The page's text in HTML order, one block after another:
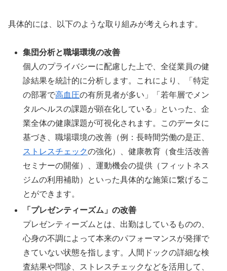
具体的には、以下のような取り組みが考えられます。
集団分析と職場環境の改善
個人のプライバシーに配慮した上で、全従業員の健
診結果を統計的に分析します。これにより、「特定
の部署で高血圧の有所見者が多い」「若年層でメン
タルヘルスの課題が顕在化している」といった、企
業全体の健康課題が可視化されます。このデータに
基づき、職場環境の改善（例：長時間労働の是正、
ストレスチェックの強化）、健康教育（食生活改善
セミナーの開催）、運動機会の提供（フィットネス
ジムの利用補助）といった具体的な施策に繋げるこ
とができます。
「プレゼンティーズム」の改善
プレゼンティーズムとは、出勤はしているものの、
心身の不調によって本来のパフォーマンスが発揮で
きていない状態を指します。人間ドックの詳細な検
査結果や問診、ストレスチェックなどを活用して、